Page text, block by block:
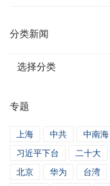
分类新闻
分
闻
专题
上海 中共 中南海
习近平下台
二十大
北京
华为 台湾